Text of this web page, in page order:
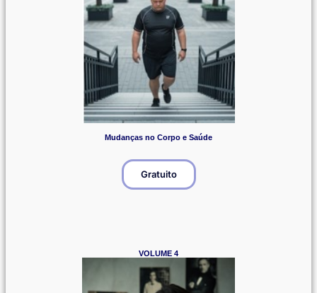
Mudanças no Corpo e Saúde
Gratuito
VOLUME 4